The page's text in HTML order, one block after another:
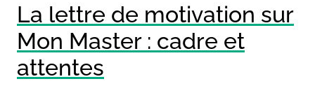
La lettre de motivation sur
Mon Master : cadre et
attentes